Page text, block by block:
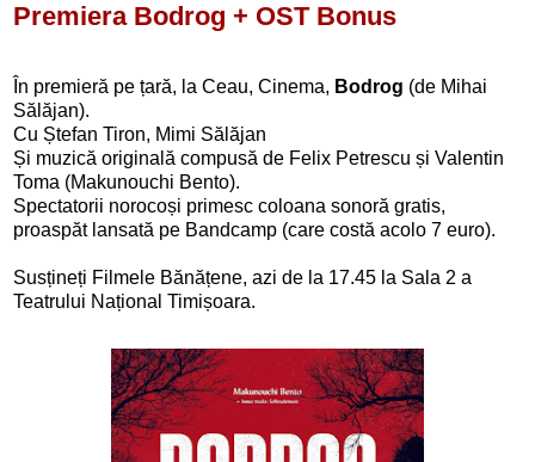
Premiera Bodrog + OST Bonus
În premieră pe țară, la Ceau, Cinema, Bodrog (de Mihai
Sălăjan).
Cu Ștefan Tiron, Mimi Sălăjan
Și muzică originală compusă de Felix Petrescu și Valentin
Toma (Makunouchi Bento).
Spectatorii norocoși primesc coloana sonoră gratis,
proaspăt lansată pe Bandcamp (care costă acolo 7 euro).
Susțineți Filmele Bănățene, azi de la 17.45 la Sala 2 a
Teatrului Național Timișoara.